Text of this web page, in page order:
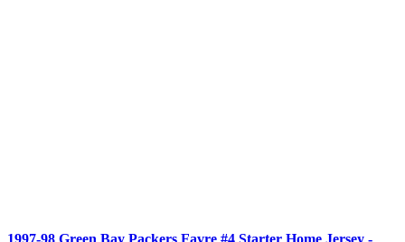
1997-98 Green Bay Packers Favre #4 Starter Home Jersey -